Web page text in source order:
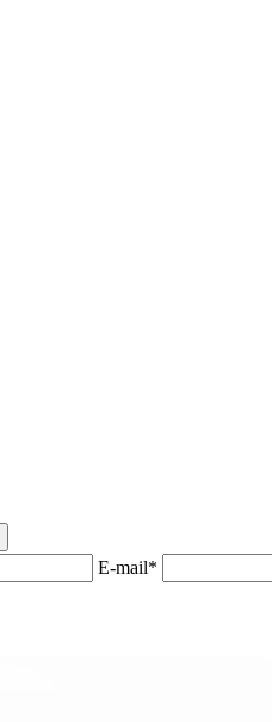
E-mail*